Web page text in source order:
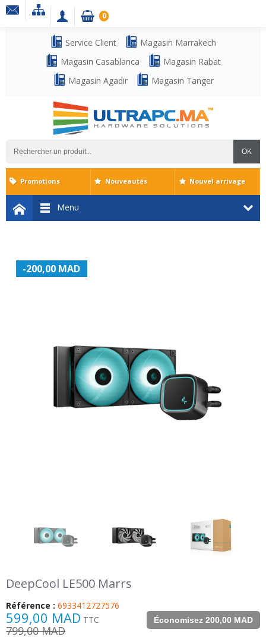
Service Client
Magasin Marrakech
Magasin Casablanca
Magasin Rabat
Magasin Agadir
Magasin Tanger
OK
0
Menu
Promotions Nouveautés Nouvel arrivage
-200,00 MAD
DeepCool LE500 Marrs
Référence : 6933412727576
Économisez 200,00 MAD
599,00 MAD TTC
799,00 MAD